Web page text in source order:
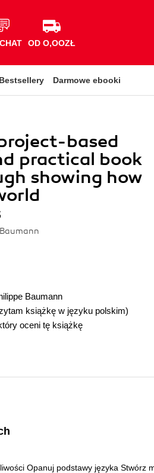
OD O,OOZŁ
Bestsellery Darmowe ebooki
based
practical book
showing how
Baumann
książkę w języku polskim)
oceni tę książkę
Opanuj podstawy języka Stwórz